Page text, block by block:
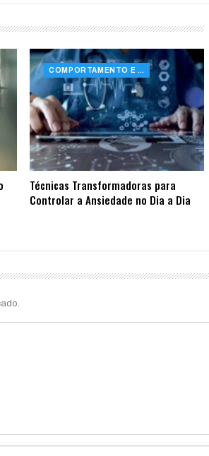
COMPORTAMENTO E SAÚDE
Técnicas Transformadoras para
Controlar a Ansiedade no Dia a Dia